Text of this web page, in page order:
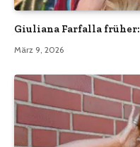
Giuliana Farfalla
März 9, 2026